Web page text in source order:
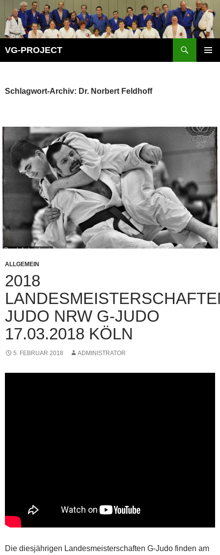
Inhalt
springen
VG-PROJECT
Schlagwort-Archiv: Dr. Norbert Feldhoff
ALLGEMEIN
2018
JUDO NRW G-JUDO
17.03.2018 KÖLN
5. FEBRUAR 2018 ADMINISTRATOR
Die diesjährigen Landesmeisterschaften G-Judo finden am